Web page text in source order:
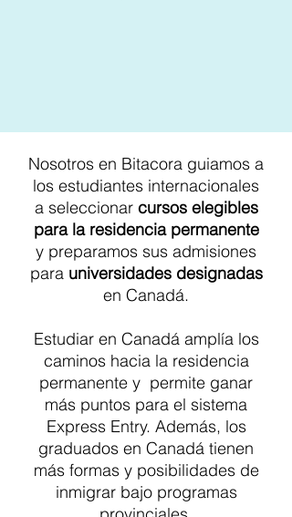
Nosotros en Bitacora guiamos a
los estudiantes internacionales
a seleccionar cursos elegibles
para la residencia permanente
y preparamos sus admisiones
para universidades designadas
en Canadá.
Estudiar en Canadá amplía los
caminos hacia la residencia
permanente y permite ganar
más puntos para el sistema
Express Entry. Además, los
graduados en Canadá tienen
más formas y posibilidades de
inmigrar bajo programas